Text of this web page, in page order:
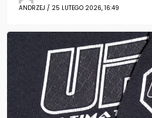
ANDRZEJ / 25 LUTEGO 2026, 16:49